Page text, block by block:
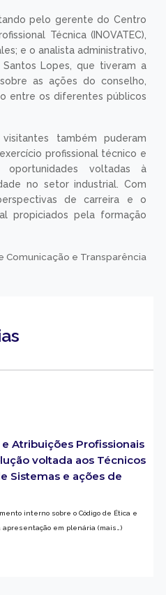
pelo gerente do Centro
Técnica (INOVATEC),
e o analista administrativo,
Santos Lopes, que tiveram a
as ações do conselho,
entre os diferentes públicos
também puderam
profissional técnico e
voltadas à
no setor industrial. Com
de carreira e o
propiciados pela formação
Comunicação e Transparência
Atribuições Profissionais
voltada aos Técnicos
Sistemas e ações de
interno sobre o Código de Ética e
apresentação em plenária (mais…)